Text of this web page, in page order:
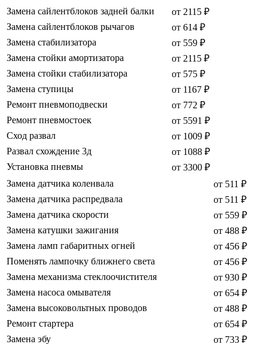
Замена сайлентблоков задней балки
от 2115 ₽
Замена сайлентблоков рычагов
от 614 ₽
Замена стабилизатора
от 559 ₽
Замена стойки амортизатора
от 2115 ₽
Замена стойки стабилизатора
от 575 ₽
Замена ступицы
от 1167 ₽
Ремонт пневмоподвески
от 772 ₽
Ремонт пневмостоек
от 5591 ₽
Сход развал
от 1009 ₽
Развал схождение 3д
от 1088 ₽
Установка пневмы
от 3300 ₽
Замена датчика коленвала
от 511 ₽
Замена датчика распредвала
от 511 ₽
Замена датчика скорости
от 559 ₽
Замена катушки зажигания
от 488 ₽
Замена ламп габаритных огней
от 456 ₽
Поменять лампочку ближнего света
от 456 ₽
Замена механизма стеклоочистителя
от 930 ₽
Замена насоса омывателя
от 654 ₽
Замена высоковольтных проводов
от 488 ₽
Ремонт стартера
от 654 ₽
Замена эбу
от 733 ₽